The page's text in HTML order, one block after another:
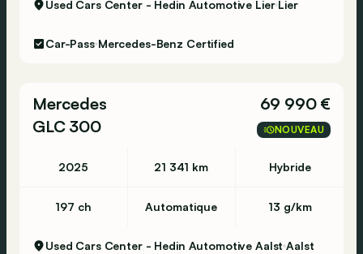
Used Cars Center - Hedin Automotive Lier Lier
Car-Pass Mercedes-Benz Certified
Mercedes
GLC 300
69 990 €
NOUVEAU
2025 21 341 km Hybride
197 ch Automatique 13 g/km
Used Cars Center - Hedin Automotive Aalst Aalst